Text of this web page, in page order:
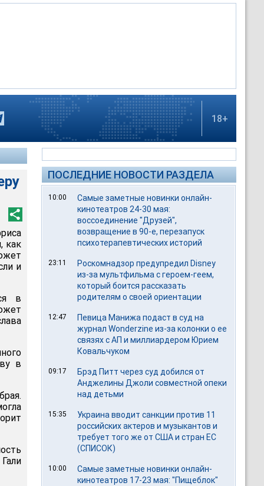
18+
как
и
в
в
ПОСЛЕДНИЕ НОВОСТИ РАЗДЕЛА
10:00
Самые заметные новинки онлайн-
кинотеатров 24-30 мая:
воссоединение "Друзей",
возвращение в 90-е, перезапуск
психотерапевтических историй
23:11
Роскомнадзор предупредил Disney
из-за мультфильма c героем-геем,
который боится рассказать
родителям о своей ориентации
12:47
Певица Манижа подаст в суд на
журнал Wonderzine из-за колонки о ее
связях с АП и миллиардером Юрием
Ковальчуком
09:17
Брэд Питт через суд добился от
Анджелины Джоли совместной опеки
над детьми
15:35
Украина вводит санкции против 11
российских актеров и музыкантов и
требует того же от США и стран ЕС
(СПИСОК)
10:00
Самые заметные новинки онлайн-
кинотеатров 17-23 мая: "Пищеблок"